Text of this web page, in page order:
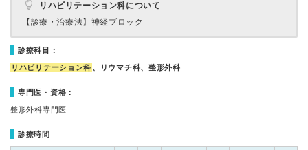
リハビリテーション科について
【診療・治療法】 神経ブロック
診療科目：
リハビリテーション科 、リウマチ科、整形外科
専門医・資格：
整形外科専門医
診療時間